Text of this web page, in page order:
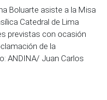
Boluarte asiste a la Misa
Catedral de Lima
previstas con ocasión
de la
ANDINA/ Juan Carlos